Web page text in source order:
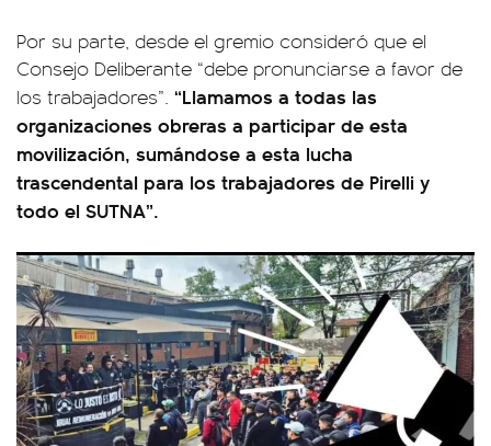
Por su parte, desde el gremio consideró que el
Consejo Deliberante “debe pronunciarse a favor de
los trabajadores”. “Llamamos a todas las
organizaciones obreras a participar de esta
movilización, sumándose a esta lucha
trascendental para los trabajadores de Pirelli y
todo el SUTNA”.